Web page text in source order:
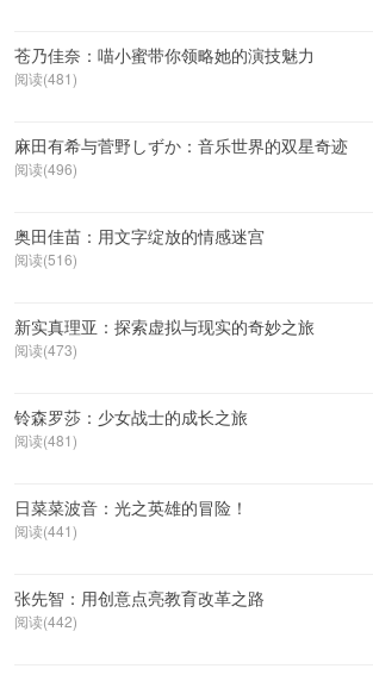
苍乃佳奈：喵小蜜带你领略她的演技魅力
阅读(481)
麻田有希与菅野しずか：音乐世界的双星奇迹
阅读(496)
奥田佳苗：用文字绽放的情感迷宫
阅读(516)
新实真理亚：探索虚拟与现实的奇妙之旅
阅读(473)
铃森罗莎：少女战士的成长之旅
阅读(481)
日菜菜波音：光之英雄的冒险！
阅读(441)
张先智：用创意点亮教育改革之路
阅读(442)